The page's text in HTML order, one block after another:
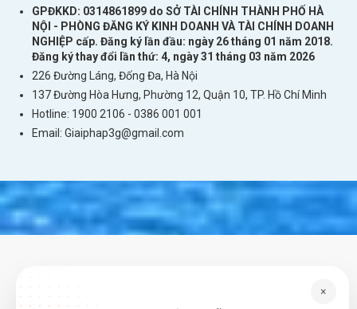
Mua sim Colombia tại Việt Namsẽ tiết kiệm
rất nhiều thời gian, công sức của bạn. Bạn cầm
sim xuống sân bay Colombia lắp vào máy là có
4G. Điều này rất tiện nếu bạn mới đi lần đầu và
chưa rõ đất nước Colombia.
Chia sẻ những trải nghiệm khi lần đầu tiên du
GPĐKKD: 0314861899 do SỞ TÀI CHÍNH THÀNH PHỐ HÀ
NỘI - PHÒNG ĐĂNG KÝ KINH DOANH VÀ TÀI CHÍNH DOANH
NGHIỆP cấp. Đăng ký lần đầu: ngày 26 tháng 01 năm 2018.
Đăng ký thay đổi lần thứ: 4, ngày 31 tháng 03 năm 2026
226 Đường Láng, Đống Đa, Hà Nội
137 Đường Hòa Hưng, Phường 12, Quận 10, TP. Hồ Chí Minh
Hotline: 1900 2106 - 0386 001 001
Email: Giaiphap3g@gmail.com
×